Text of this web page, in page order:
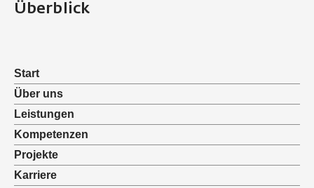
Überblick
Start
Über uns
Leistungen
Kompetenzen
Projekte
Karriere